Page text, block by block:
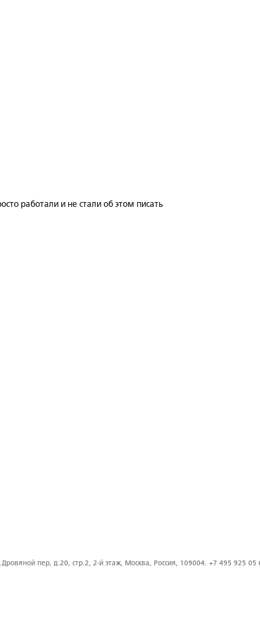
работали и не стали об этом писать
пер, д.20, стр.2, 2-й этаж, Москва, Россия, 109004. +7 495 925 05